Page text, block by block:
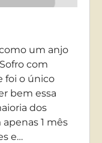
um anjo
com
foi o único
bem essa
dos
1 mês
e…